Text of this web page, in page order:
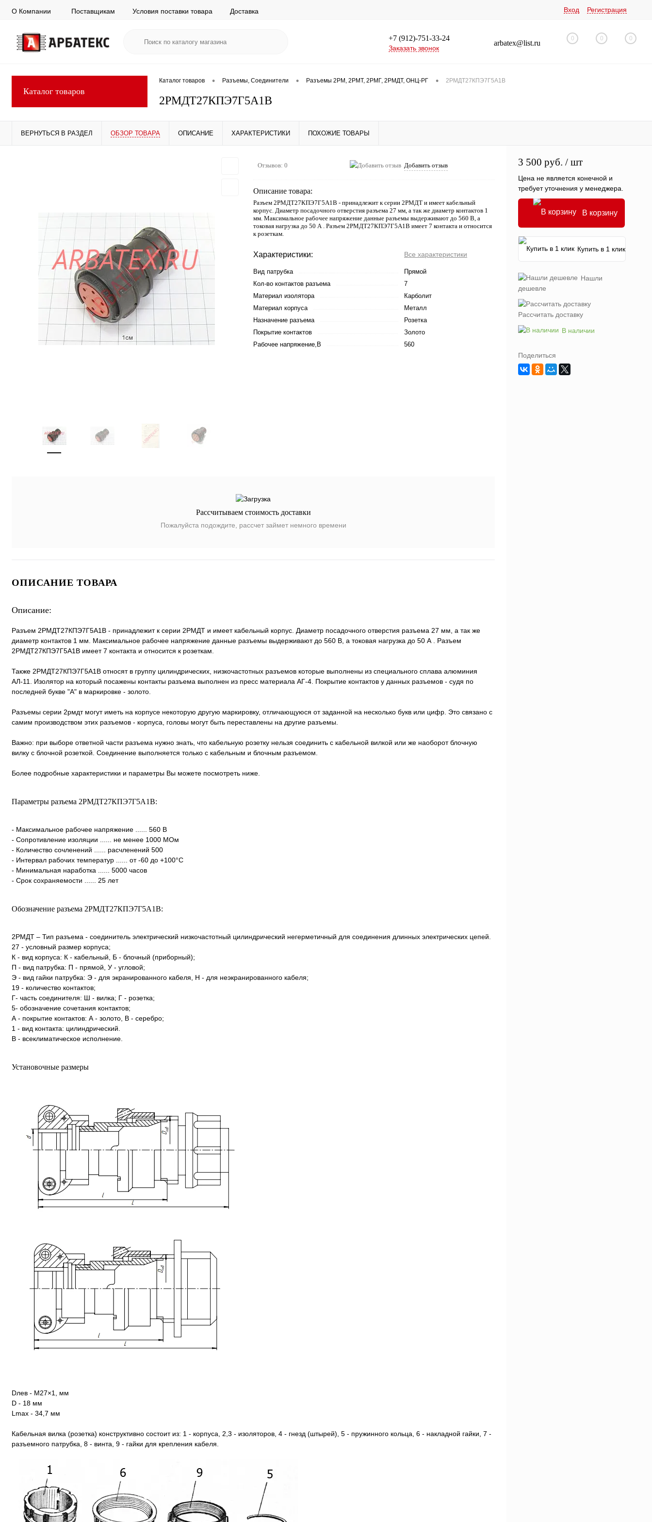
О Компании Поставщикам Условия поставки товара Доставка Вход Регистрация
+7 (912)-751-33-24
Заказать звонок
arbatex@list.ru
0 0 0
Каталог товаров
Каталог товаров • Разъемы, Соединители • Разъемы 2РМ, 2РМТ, 2РМГ, 2РМДТ, ОНЦ-РГ • 2РМДТ27КПЭ7Г5А1В
2РМДТ27КПЭ7Г5А1В
ВЕРНУТЬСЯ В РАЗДЕЛ ОБЗОР ТОВАРА ОПИСАНИЕ ХАРАКТЕРИСТИКИ ПОХОЖИЕ ТОВАРЫ
Отзывов: 0 Добавить отзыв
Описание товара:
Разъем 2РМДТ27КПЭ7Г5А1В - принадлежит к серии 2РМДТ и имеет кабельный
корпус. Диаметр посадочного отверстия разъема 27 мм, а так же диаметр контактов 1
мм. Максимальное рабочее напряжение данные разъемы выдерживают до 560 В, а
токовая нагрузка до 50 А . Разъем 2РМДТ27КПЭ7Г5А1В имеет 7 контакта и относится
к розеткам.
Характеристики: Все характеристики
Вид патрубка
Прямой
Кол-во контактов разъема
7
Материал изолятора
Карболит
Материал корпуса
Металл
Назначение разъема
Розетка
Покрытие контактов
Золото
Рабочее напряжение,В
560
Рассчитываем стоимость доставки
Пожалуйста подождите, рассчет займет немного времени
ОПИСАНИЕ ТОВАРА
Описание:
Разъем 2РМДТ27КПЭ7Г5А1В - принадлежит к серии 2РМДТ и имеет кабельный корпус. Диаметр посадочного отверстия разъема 27 мм, а так же
диаметр контактов 1 мм. Максимальное рабочее напряжение данные разъемы выдерживают до 560 В, а токовая нагрузка до 50 А . Разъем
2РМДТ27КПЭ7Г5А1В имеет 7 контакта и относится к розеткам.
Также 2РМДТ27КПЭ7Г5А1В относят в группу цилиндрических, низкочастотных разъемов которые выполнены из специального сплава алюминия
АЛ-11. Изолятор на который посажены контакты разъема выполнен из пресс материала АГ-4. Покрытие контактов у данных разъемов - судя по
последней букве "А" в маркировке - золото.
Разъемы серии 2рмдт могут иметь на корпусе некоторую другую маркировку, отличающуюся от заданной на несколько букв или цифр. Это связано с
самим производством этих разъемов - корпуса, головы могут быть переставлены на другие разъемы.
Важно: при выборе ответной части разъема нужно знать, что кабельную розетку нельзя соединить с кабельной вилкой или же наоборот блочную
вилку с блочной розеткой. Соединение выполняется только с кабельным и блочным разъемом.
Более подробные характеристики и параметры Вы можете посмотреть ниже.
Параметры разъема 2РМДТ27КПЭ7Г5А1В:
- Максимальное рабочее напряжение ...... 560 В
- Сопротивление изоляции ...... не менее 1000 МОм
- Количество сочленений ...... расчленений 500
- Интервал рабочих температур ...... от -60 до +100°С
- Минимальная наработка ...... 5000 часов
- Срок сохраняемости ...... 25 лет
Обозначение разъема 2РМДТ27КПЭ7Г5А1В:
2РМДТ – Тип разъема - соединитель электрический низкочастотный цилиндрический негерметичный для соединения длинных электрических цепей.
27 - условный размер корпуса;
К - вид корпуса: К - кабельный, Б - блочный (приборный);
П - вид патрубка: П - прямой, У - угловой;
Э - вид гайки патрубка: Э - для экранированного кабеля, Н - для неэкранированного кабеля;
19 - количество контактов;
Г- часть соединителя: Ш - вилка; Г - розетка;
5- обозначение сочетания контактов;
А - покрытие контактов: А - золото, В - серебро;
1 - вид контакта: цилиндрический.
В - всеклиматическое исполнение.
Установочные размеры
Dлев - М27×1, мм
D - 18 мм
Lmax - 34,7 мм
Кабельная вилка (розетка) конструктивно состоит из: 1 - корпуса, 2,3 - изоляторов, 4 - гнезд (штырей), 5 - пружинного кольца, 6 - накладной гайки, 7 -
разъемного патрубка, 8 - винта, 9 - гайки для крепления кабеля.
3 500 руб. / шт
Цена не является конечной и
требует уточнения у менеджера.
В корзину
Купить в 1 клик
Нашли
дешевле
Рассчитать доставку
В наличии
Поделиться